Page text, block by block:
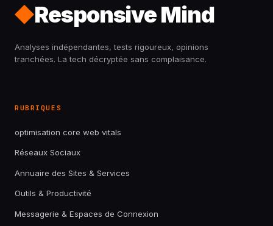
Responsive Mind
Analyses indépendantes, tests rigoureux, opinions
tranchées. La tech décryptée sans complaisance.
RUBRIQUES
optimisation core web vitals
Réseaux Sociaux
Annuaire des Sites & Services
Outils & Productivité
Messagerie & Espaces de Connexion